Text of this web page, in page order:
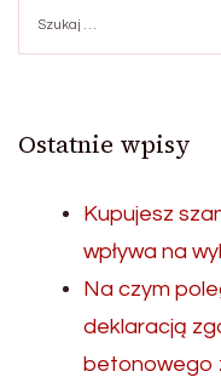
Ostatnie wpisy
Kupujesz
wpływa na
Na czym
deklaracją
betonowego